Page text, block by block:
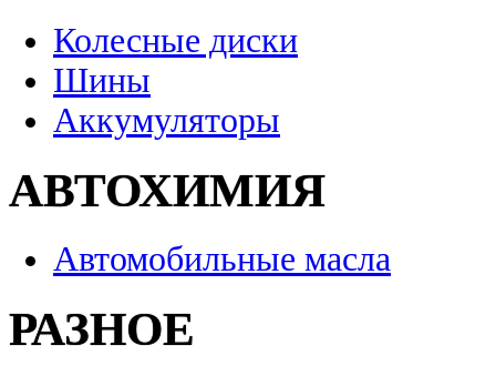
Колесные диски
Шины
Аккумуляторы
АВТОХИМИЯ
Автомобильные масла
РАЗНОЕ